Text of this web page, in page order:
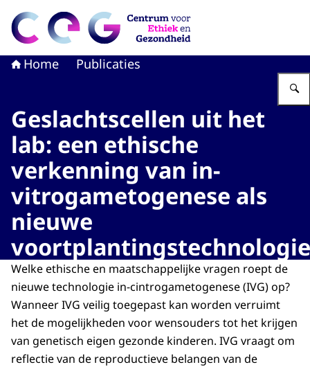
Naar de homepage van CEG - Centrum voor Ethiek en
Home Publicaties
Geslachtscellen uit het
lab: een ethische
verkenning van in-
vitrogametogenese als
nieuwe
voortplantingstechnologie
Welke ethische en maatschappelijke vragen roept de
nieuwe technologie in-cintrogametogenese (IVG) op?
Wanneer IVG veilig toegepast kan worden verruimt
het de mogelijkheden voor wensouders tot het krijgen
van genetisch eigen gezonde kinderen. IVG vraagt om
reflectie van de reproductieve belangen van de